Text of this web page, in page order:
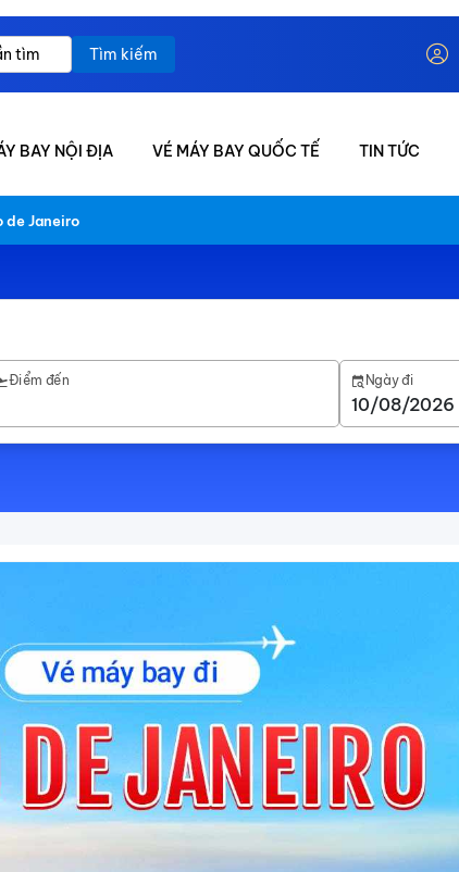
Tìm kiếm
BAY NỘI ĐỊA VÉ MÁY BAY QUỐC TẾ TIN TỨC
de Janeiro
Điểm đến Ngày đi